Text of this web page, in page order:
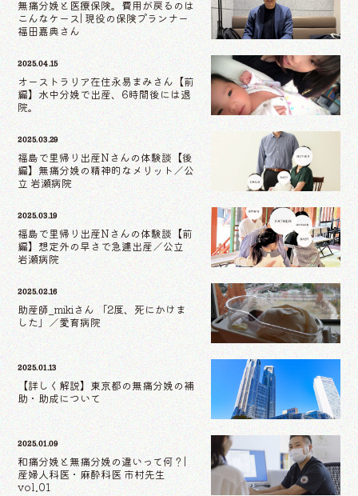
無痛分娩と医療保険。費用が戻るのは
こんなケース| 現役の保険プランナー
福田嘉典さん
2025.04.15
オーストラリア在住永易まみさん【前
編】水中分娩で出産、6時間後には退
院。
2025.03.29
福島で里帰り出産Nさんの体験談【後
編】無痛分娩の精神的なメリット／公
立 岩瀬病院
2025.03.19
福島で里帰り出産Nさんの体験談【前
編】想定外の早さで急遽出産／公立
岩瀬病院
2025.02.16
助産師_mikiさん 「2度、死にかけま
した」／愛育病院
2025.01.13
【詳しく解説】東京都の無痛分娩の補
助・助成について
2025.01.09
和痛分娩と無痛分娩の違いって何？|
産婦人科医・麻酔科医 市村先生
vol.01